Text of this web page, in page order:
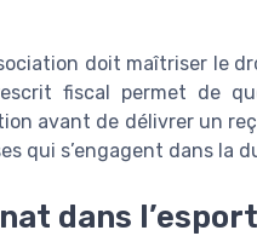
doit maîtriser le
fiscal permet de
avant de délivrer un
qui s’engagent dans la
dans